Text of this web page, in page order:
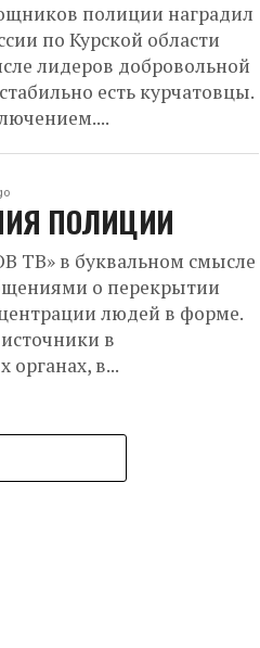
полиции наградил
по Курской области
лидеров добровольной
есть курчатовцы.
ПОЛИЦИИ
ТВ» в буквальном смысле
о перекрытии
людей в форме.
в
органах, в...